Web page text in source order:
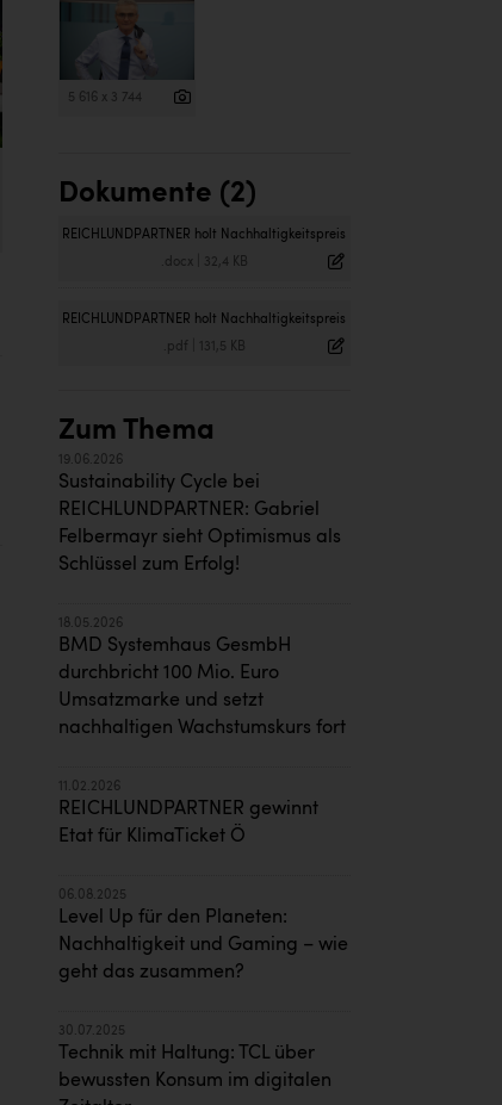
5 616 x 3 744
Dokumente (2)
REICHLUNDPARTNER holt Nachhaltigkeitspreis
.docx| 32,4 KB
REICHLUNDPARTNER holt Nachhaltigkeitspreis
.pdf 131,5 KB
Zum Thema
19.06.2026
Sustainability Cycle bei
REICHLUNDPARTNER: Gabriel
Felbermayr sieht Optimismus als
Schlüssel zum Erfolg!
18.05.2026
BMD Systemhaus GesmbH
durchbricht 100 Mio. Euro
Umsatzmarke und setzt
nachhaltigen Wachstumskurs fort
11.02.2026
REICHLUNDPARTNER gewinnt
Etat für KlimaTicket Ö
06.08.2025
Level Up für den Planeten:
Nachhaltigkeit und Gaming – wie
geht das zusammen?
30.07.2025
Technik mit Haltung: TCL über
bewussten Konsum im digitalen